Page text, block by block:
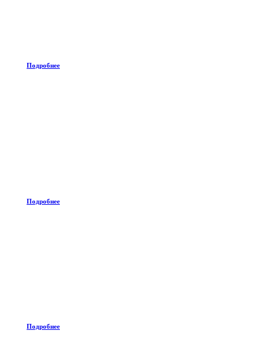
Подробнее
Подробнее
Подробнее